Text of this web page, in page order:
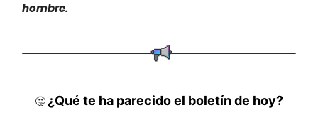
hombre.
🤔¿Qué te ha parecido el boletín de hoy?